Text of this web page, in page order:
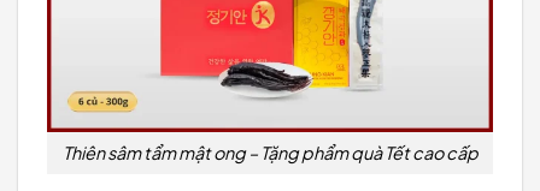
Thiên sâm tẩm mật ong – Tặng phẩm quà Tết cao cấp